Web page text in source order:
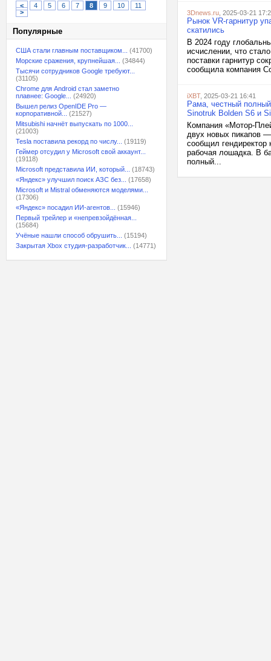
< 4 5 6 7 8 9 10
11
>
Популярные
США стали главным поставщиком...
(41700)
Морские сражения, крупнейшая...
(34844)
Тысячи сотрудников Google требуют...
(31105)
Chrome для Android стал заметно
плавнее: Google...
(24920)
Вышел релиз OpenIDE Pro —
корпоративной...
(21527)
Mitsubishi начнёт выпускать по 1000...
(21003)
Tesla поставила рекорд по числу...
(19119)
Геймер отсудил у Microsoft свой аккаунт...
(19118)
Microsoft представила ИИ, который...
(18743)
«Яндекс» улучшил поиск АЗС без...
(17658)
Microsoft и Mistral обменяются моделями...
(17306)
«Яндекс» посадил ИИ-агентов...
(15946)
Первый трейлер и «непревзойдённая...
(15684)
Учёные нашли способ обрушить...
(15194)
Закрытая Xbox студия-разработчик...
(14771)
3Dnews.ru , 2025-03-21
Рынок VR-гарнитур
скатились
В 2024 году
исчислении, что
поставки гарнитур
сообщила компания
iXBT, 2025-03-21 16:41
Рама, честный
Sinotruk Bolden S6 и
Компания «Мотор-
двух новых пикапов
сообщил
рабочая лошадка. В
полный...